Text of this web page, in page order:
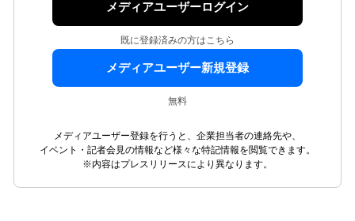
メディアユーザーログイン
既に登録済みの方はこちら
メディアユーザー新規登録
無料
メディアユーザー登録を行うと、企業担当者の連絡先や、
イベント・記者会見の情報など様々な特記情報を閲覧できます。
※内容はプレスリリースにより異なります。